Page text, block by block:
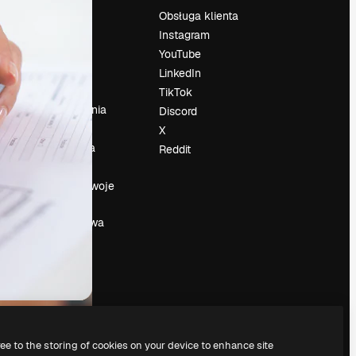
Trendy
wyszukiwania
Blog
Wydarzenia
Sprzedaj swoje
treści
Sala prasowa
Obsługa klienta
Instagram
YouTube
LinkedIn
TikTok
Discord
X
Reddit
to the storing of cookies on your device to enhance site